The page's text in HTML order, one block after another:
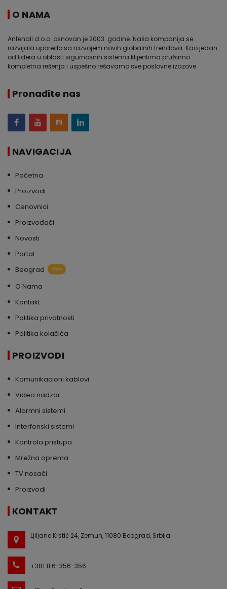
O NAMA
Antenall d.o.o. osnovan je 2003. godine. Naša kompanija se
razvijala uporedo sa razvojem novih globalnih trendova. Kao jedan
od lidera u oblasti sigurnosnih sistema klijentima pružamo
kompletna rešenja i uspešno rešavamo sve poslovne izazove.
Pronađite nas
NAVIGACIJA
Početna
Proizvodi
Cenovnici
Proizvođači
Novosti
Portal
Beograd
uživo
O Nama
Kontakt
Politika privatnosti
Politika kolačića
PROIZVODI
Komunikacioni kablovi
Video nadzor
Alarmni sistemi
Interfonski sistemi
Kontrola pristupa
Mrežna oprema
TV nosači
Proizvodi
KONTAKT
Ljiljane Krstić 24, Zemun, 11080 Beograd, Srbija
+381 11 6-356-356